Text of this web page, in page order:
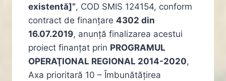
existentă]”, COD SMIS 124154, conform
contract de finanțare 4302 din
16.07.2019, anunță finalizarea acestui
proiect finanţat prin PROGRAMUL
OPERAŢIONAL REGIONAL 2014-2020,
Axa prioritară 10 – Îmbunătățirea